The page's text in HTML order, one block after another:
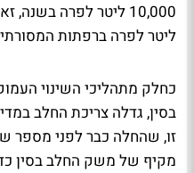
ליטר לפרה ברפתות
כחלק מתהליכי השינוי
בסין, גדלה צריכת החלב
זו, שהחלה כבר לפני מספר
מקיף של משק החלב בסין